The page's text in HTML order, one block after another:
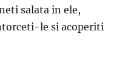
salata in ele,
le si acoperiti